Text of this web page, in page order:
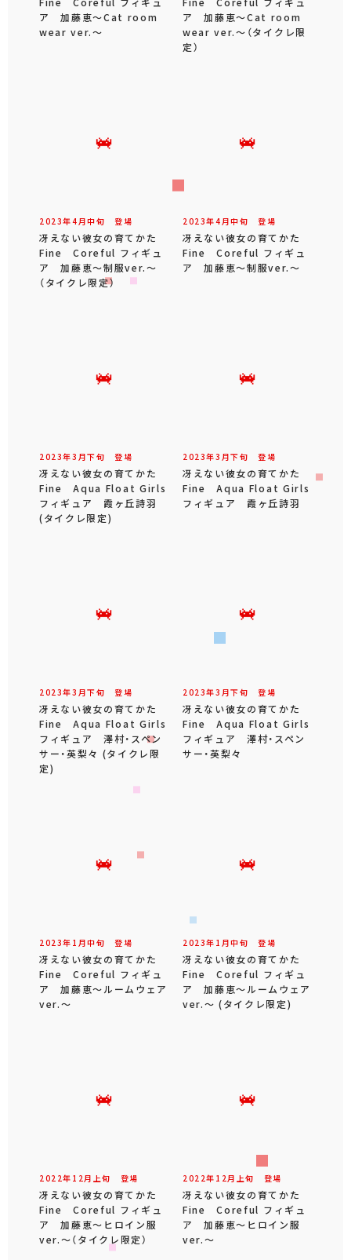
ア 加藤恵～Cat room
wear ver.～
ア 加藤恵～Cat room
wear ver.～（タイクレ限
定）
2023年4 月中旬 登場
冴えない彼女の育てかた
Fine Coreful フィギュ
ア 加藤恵～制服ver.～
（タイクレ限定）
2023年4 月中旬 登場
冴えない彼女の育てかた
Fine Coreful フィギュ
ア 加藤恵～制服ver.～
2023年3 月下旬 登場
冴えない彼女の育てかた
Fine Aqua Float Girls
フィギュア 霞ヶ丘詩羽
(タイクレ限定)
2023年3 月下旬 登場
冴えない彼女の育てかた
Fine Aqua Float Girls
フィギュア 霞ヶ丘詩羽
2023年3 月下旬 登場
冴えない彼女の育てかた
Fine Aqua Float Girls
フィギュア 澤村・スペン
サー・英梨々 (タイクレ限
定)
2023年3 月下旬 登場
冴えない彼女の育てかた
Fine Aqua Float Girls
フィギュア 澤村・スペン
サー・英梨々
2023年 1 月中旬 登場
冴えない彼女の育てかた
Fine Coreful フィギュ
ア 加藤恵～ルームウェア
ver.～
2023年 1 月中旬 登場
冴えない彼女の育てかた
Fine Coreful フィギュ
ア 加藤恵～ルームウェア
ver.～ (タイクレ限定)
2022年 12 月 上旬 登場
冴えない彼女の育てかた
Fine Coreful フィギュ
ア 加藤恵～ヒロイン服
ver.～（タイクレ限定）
2022年 12 月 上旬 登場
冴えない彼女の育てかた
Fine Coreful フィギュ
ア 加藤恵～ヒロイン服
ver.～